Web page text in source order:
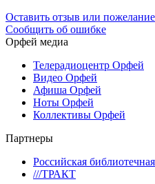
Оставить отзыв или пожелание
Сообщить об ошибке
Орфей медиа
Телерадиоцентр Орфей
Видео Орфей
Афиша Орфей
Ноты Орфей
Коллективы Орфей
Партнеры
Российская
///ТРАКТ